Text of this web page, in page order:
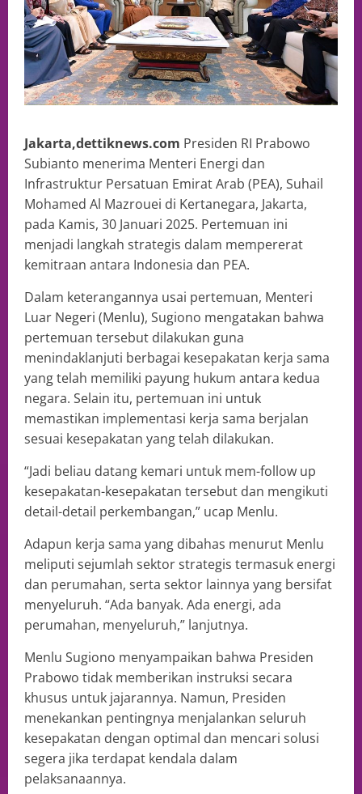
Jakarta,dettiknews.com Presiden RI Prabowo
Subianto menerima Menteri Energi dan
Infrastruktur Persatuan Emirat Arab (PEA), Suhail
Mohamed Al Mazrouei di Kertanegara, Jakarta,
pada Kamis, 30 Januari 2025. Pertemuan ini
menjadi langkah strategis dalam mempererat
kemitraan antara Indonesia dan PEA.
Dalam keterangannya usai pertemuan, Menteri
Luar Negeri (Menlu), Sugiono mengatakan bahwa
pertemuan tersebut dilakukan guna
menindaklanjuti berbagai kesepakatan kerja sama
yang telah memiliki payung hukum antara kedua
negara. Selain itu, pertemuan ini untuk
memastikan implementasi kerja sama berjalan
sesuai kesepakatan yang telah dilakukan.
“Jadi beliau datang kemari untuk mem-follow up
kesepakatan-kesepakatan tersebut dan mengikuti
detail-detail perkembangan,” ucap Menlu.
Adapun kerja sama yang dibahas menurut Menlu
meliputi sejumlah sektor strategis termasuk energi
dan perumahan, serta sektor lainnya yang bersifat
menyeluruh. “Ada banyak. Ada energi, ada
perumahan, menyeluruh,” lanjutnya.
Menlu Sugiono menyampaikan bahwa Presiden
Prabowo tidak memberikan instruksi secara
khusus untuk jajarannya. Namun, Presiden
menekankan pentingnya menjalankan seluruh
kesepakatan dengan optimal dan mencari solusi
segera jika terdapat kendala dalam
pelaksanaannya.